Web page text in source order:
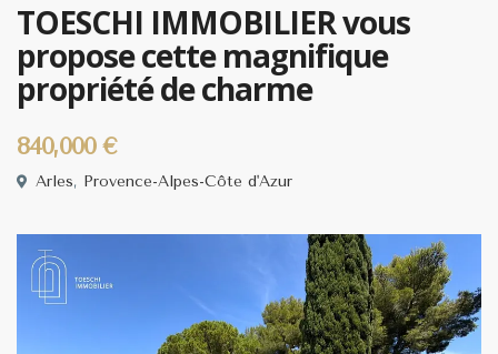
TOESCHI IMMOBILIER vous
propose cette magnifique
propriété de charme
840,000 €
Arles, Provence-Alpes-Côte d'Azur